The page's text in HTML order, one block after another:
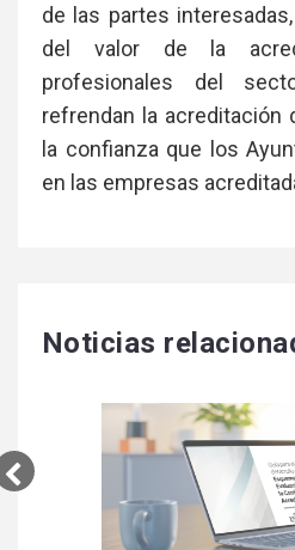
de las partes
del valor de la
profesionales del
refrendan la acreditación
la confianza que los
en las empresas
Noticias